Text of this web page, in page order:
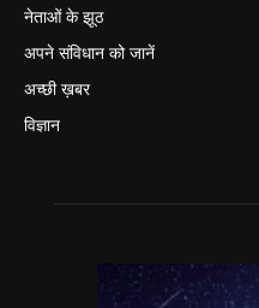
नेताओं के झूठ
अपने संविधान को जानें
अच्छी ख़बर
विज्ञान